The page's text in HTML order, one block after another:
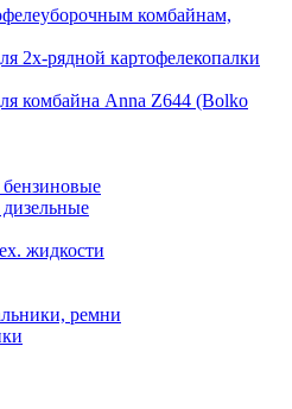
комбайнам,
2х-рядной картофелекопалки
комбайна Anna Z644 (Bolko
жидкости
ремни